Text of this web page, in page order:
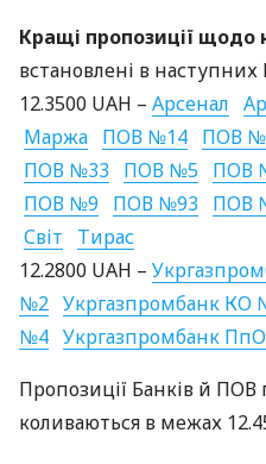
Кращі пропозиції щодо
встановлені в наступних
12.3500 UAH – Арсенал
Маржа ПОВ №14 ПОВ
ПОВ №33 ПОВ №5 ПОВ
ПОВ №9 ПОВ №93 ПОВ
Світ
Тирас
12.2800 UAH –
№2 Укргазпромбанк КО
№4 Укргазпромбанк ПпО
Пропозиції Банків й ПОВ
коливаються в межах